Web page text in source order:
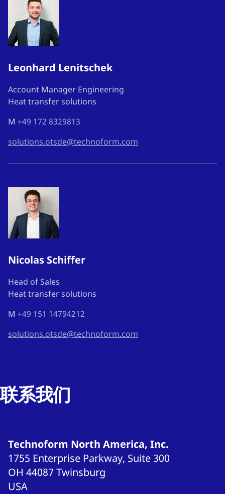
Leonhard Lenitschek
Account Manager Engineering
Heat transfer solutions
M +49 172 8329813
solutions.otsde@technoform.com
Nicolas Schiffer
Head of Sales
Heat transfer solutions
M +49 151 14794212
solutions.otsde@technoform.com
联系我们
Technoform North America, Inc.
1755 Enterprise Parkway, Suite 300
OH 44087 Twinsburg
USA